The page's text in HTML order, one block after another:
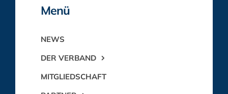
Menü
NEWS
DER VERBAND
MITGLIEDSCHAFT